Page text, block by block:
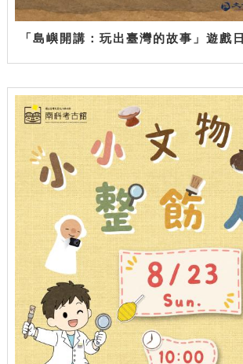
「島嶼開講：玩出臺灣的故事」遊戲日